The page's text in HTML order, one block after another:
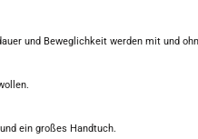
und Beweglichkeit werden mit und
ein großes Handtuch.